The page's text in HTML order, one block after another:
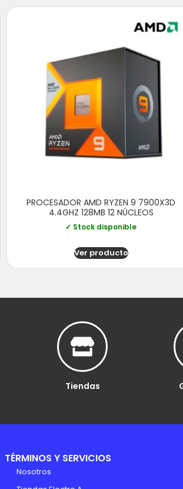
PROCESADOR AMD RYZEN 9 7900X3D
4.4GHZ 128MB 12 NÚCLEOS
✓ Stock disponible
Ver producto
Tiendas
TÉRMINOS Y SERVICIOS
Nosotros